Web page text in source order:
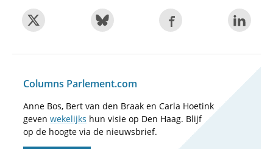
Columns Parlement.com
Anne Bos, Bert van den Braak en Carla Hoetink
geven wekelijks hun visie op Den Haag. Blijf
op de hoogte via de nieuwsbrief.